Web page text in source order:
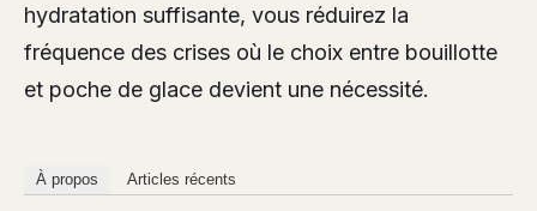
hydratation suffisante, vous réduirez la
fréquence des crises où le choix entre bouillotte
et poche de glace devient une nécessité.
À propos Articles récents